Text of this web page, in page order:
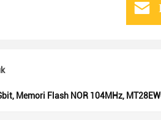
, Memori Flash NOR 104MHz,